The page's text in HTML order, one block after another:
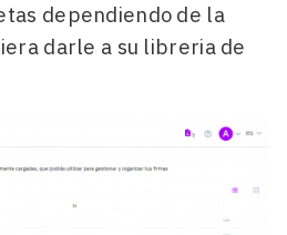
dependiendo de la
darle a su libreria de